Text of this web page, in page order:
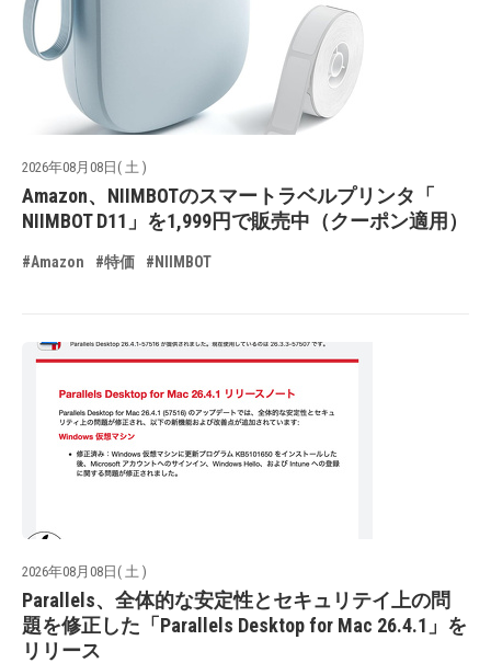
2026年08月08日( 土 )
Amazon、NIIMBOTのスマートラベルプリンタ「
NIIMBOT D11」を1,999円で販売中（クーポン適用）
#Amazon #特価 #NIIMBOT
2026年08月08日( 土 )
Parallels、全体的な安定性とセキュリテイ上の問
題を修正した「Parallels Desktop for Mac 26.4.1」を
リリース